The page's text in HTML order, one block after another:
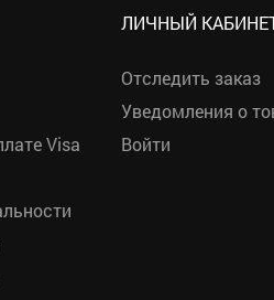
Visa
ЛИЧНЫЙ
Отследить заказ
Уведомления о
Войти